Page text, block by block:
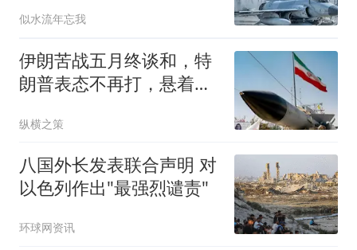
似水流年忘我
伊朗苦战五月终谈和，特
朗普表态不再打，悬着的
纵横之策
八国外长发表联合声明 对
以色列作出"最强烈谴责"
环球网资讯